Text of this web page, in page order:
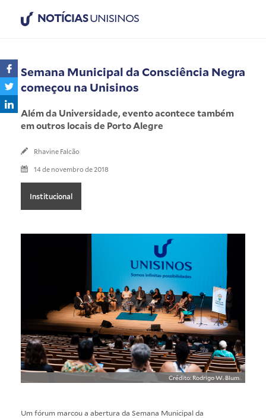
NOTÍCIASUNISINOS
Semana Municipal da Consciência Negra
começou na Unisinos
Além da Universidade, evento acontece também
em outros locais de Porto Alegre
Rhavine Falcão
14 de novembro de 2018
Institucional
Crédito: Rodrigo W. Blum
Um fórum marcou a abertura da Semana Municipal da